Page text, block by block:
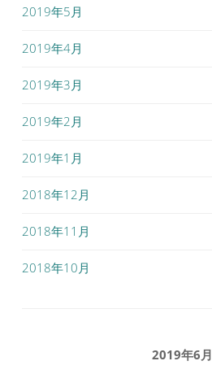
2019年5月
2019年4月
2019年3月
2019年2月
2019年1月
2018年12月
2018年11月
2018年10月
2019年6月